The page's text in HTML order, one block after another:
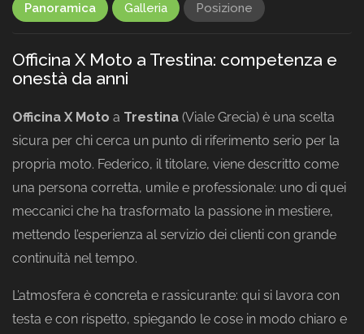
Panoramica Galleria Posizione
Officina X Moto a Trestina: competenza e
onestà da anni
Officina X Moto a Trestina (Viale Grecia) è una scelta
sicura per chi cerca un punto di riferimento serio per la
propria moto. Federico, il titolare, viene descritto come
una persona corretta, umile e professionale: uno di quei
meccanici che ha trasformato la passione in mestiere,
mettendo l’esperienza al servizio dei clienti con grande
continuità nel tempo.
L’atmosfera è concreta e rassicurante: qui si lavora con
testa e con rispetto, spiegando le cose in modo chiaro e